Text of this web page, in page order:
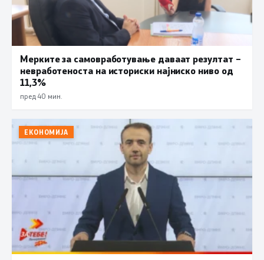
Мерките за самовработување даваат резултат –
невработеноста на историски најниско ниво од
11,3%
пред 40 мин.
ЕКОНОМИЈА